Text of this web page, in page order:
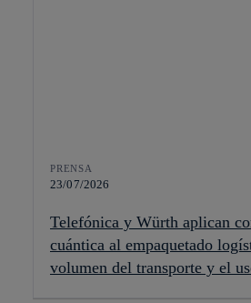
PRENSA
23/07/2026
Telefónica y Würth aplican
cuántica al empaquetado
volumen del transporte y el